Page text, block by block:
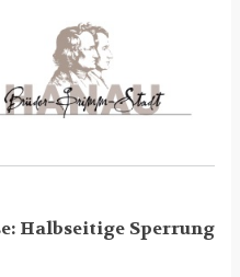
Halbseitige Sperrung